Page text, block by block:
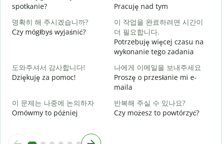
spotkanie?
Pracuję nad tym
명확히 해 주시겠습니까?
Czy mógłbyś wyjaśnić?
이 작업을 완료하려면 시간이
더 필요합니다.
Potrzebuję więcej czasu na
wykonanie tego zadania
도와주셔서 감사합니다!
Dziękuję za pomoc!
나에게 이메일을 보내주세요
Proszę o przesłanie mi e-
maila
이 문제는 나중에 논의하자
Omówmy to później
반복해 주실 수 있나요?
Czy możesz to powtórzyć?